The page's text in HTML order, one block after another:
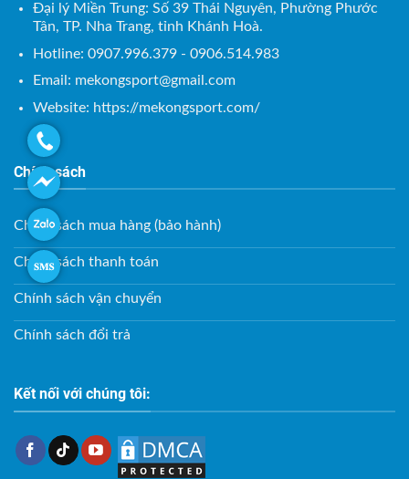
Đại lý Miền Trung: Số 39 Thái Nguyên, Phường Phước
Tân, TP. Nha Trang, tỉnh Khánh Hoà.
Hotline: 0907.996.379 - 0906.514.983
Email: mekongsport@gmail.com
Website: https://mekongsport.com/
Chính sách
Chính sách mua hàng (bảo hành)
Chính sách thanh toán
Chính sách vận chuyển
Chính sách đổi trả
Kết nối với chúng tôi: